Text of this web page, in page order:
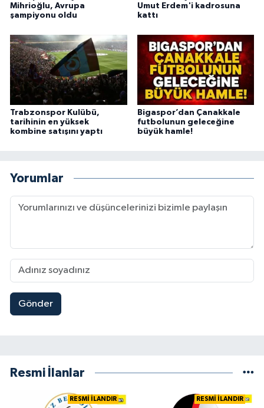
Mihrioğlu, Avrupa
şampiyonu oldu
Umut Erdem'i kadrosuna
kattı
Trabzonspor Kulübü,
tarihinin en yüksek
kombine satışını yaptı
Bigaspor’dan Çanakkale
futbolunun geleceğine
büyük hamle!
Yorumlar
Gönder
Resmi İlanlar
RESMİ İLANDIR RESMİ İLANDIR